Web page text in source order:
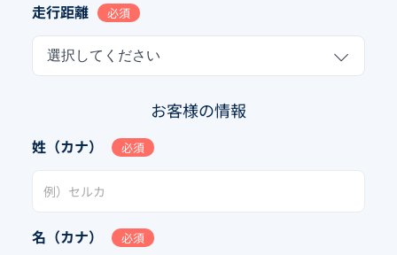
走行距離 必須
選択してください
お客様の情報
姓（カナ） 必須
名（カナ） 必須